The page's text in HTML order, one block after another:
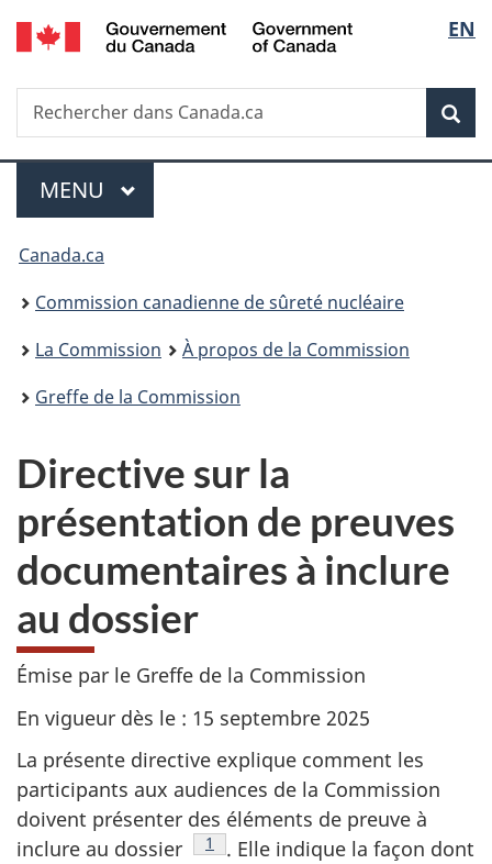
Passer
au
principal
de
la
EN
Recherche
Rechercher
dans
Menu
MENU PRINCIPAL
Vous
êtes
ici
Canada.ca
Commission canadienne de sûreté nucléaire
La Commission
À propos de la Commission
Greffe de la Commission
Directive sur la
présentation de preuves
documentaires à inclure
au dossier
Émise par le Greffe de la Commission
En vigueur dès le : 15 septembre 2025
La présente directive explique comment les
participants aux audiences de la Commission
doivent présenter des éléments de preuve à
inclure au dossier
Note de bas de page
1
. Elle indique la façon dont